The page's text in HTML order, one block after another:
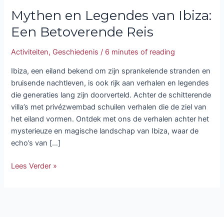
Mythen en Legendes van Ibiza:
Een Betoverende Reis
Activiteiten, Geschiedenis / 6 minutes of reading
Ibiza, een eiland bekend om zijn sprankelende stranden en
bruisende nachtleven, is ook rijk aan verhalen en legendes
die generaties lang zijn doorverteld. Achter de schitterende
villa’s met privézwembad schuilen verhalen die de ziel van
het eiland vormen. Ontdek met ons de verhalen achter het
mysterieuze en magische landschap van Ibiza, waar de
echo’s van […]
Lees Verder »